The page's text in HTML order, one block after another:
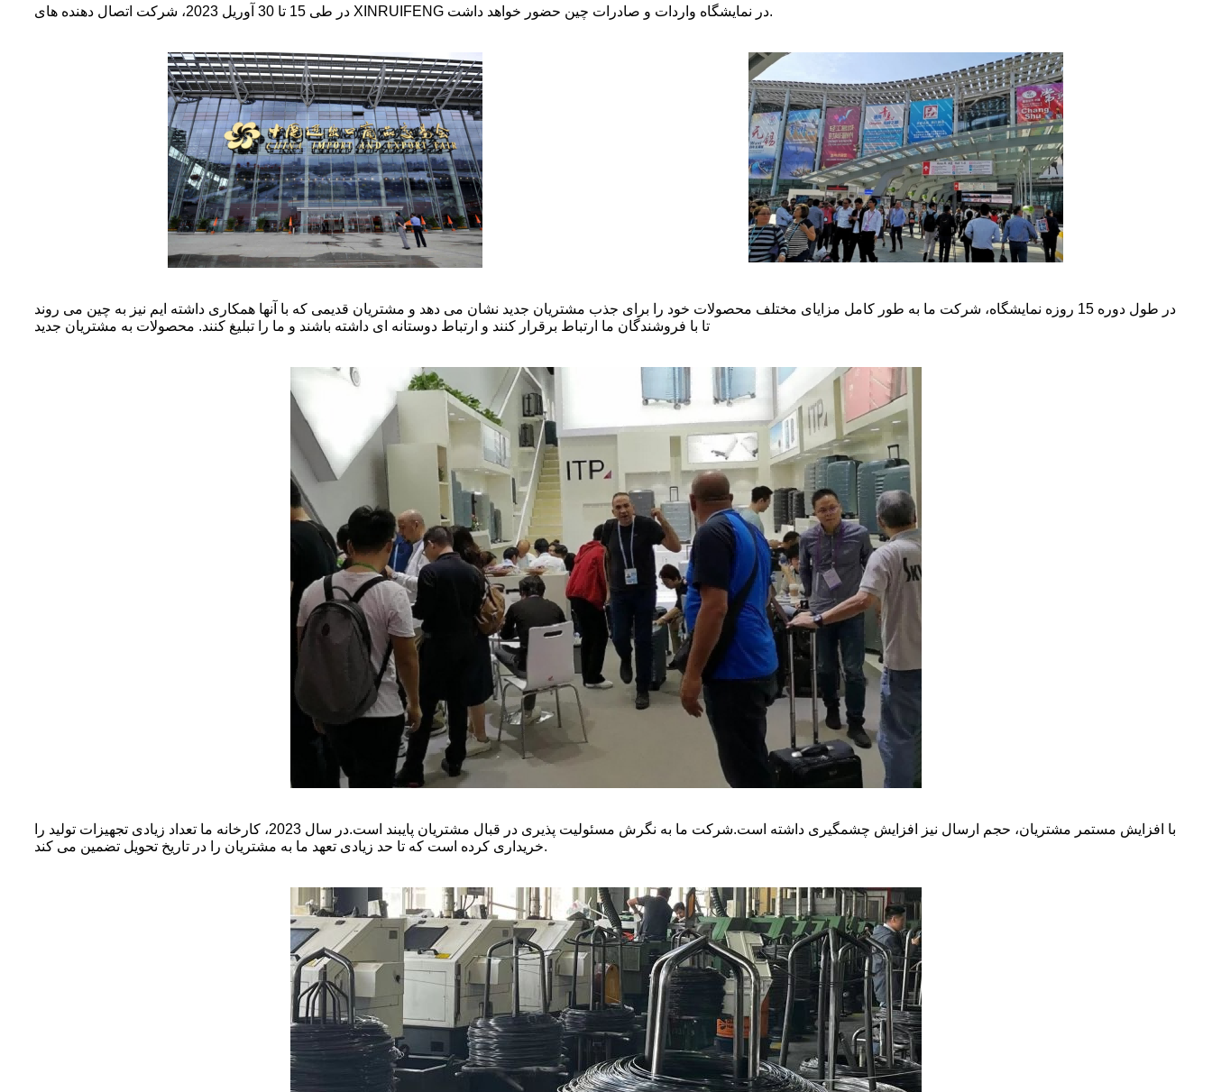
در طی 15 تا 30 آوریل 2023، شرکت اتصال دهنده های XINRUIFENG در نمایشگاه واردات و صادرات چین حضور خواهد داشت.
در طول دوره 15 روزه نمایشگاه، شرکت ما به طور کامل مزایای مختلف محصولات خود را برای جذب مشتریان جدید نشان می دهد و مشتریان قدیمی که با آنها همکاری داشته ایم نیز به چین می روند
تا با فروشندگان ما ارتباط برقرار کنند و ارتباط دوستانه ای داشته باشند و ما را تبلیغ کنند. محصولات به مشتریان جدید
با افزایش مستمر مشتریان، حجم ارسال نیز افزایش چشمگیری داشته است.شرکت ما به نگرش مسئولیت پذیری در قبال مشتریان پایبند است.در سال 2023، کارخانه ما تعداد زیادی تجهیزات تولید را
خریداری کرده است که تا حد زیادی تعهد ما به مشتریان را در تاریخ تحویل تضمین می کند.